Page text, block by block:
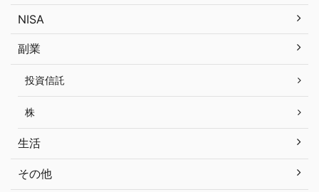
NISA
副業
投資信託
株
生活
その他